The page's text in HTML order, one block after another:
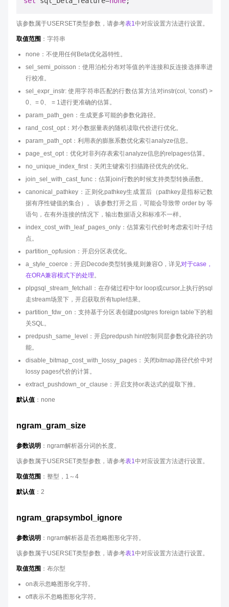
该参数属于USERSET类型参数，请参考表1中对应设置方法进行设置。
取值范围 ：字符串
none：不使用任何Beta优化器特性。
sel_semi_poisson：使用泊松分布对等值的半连接和反连接选择率进
行校准。
sel_expr_instr: 使用字符串匹配的行数估算方法对instr(col, 'const') >
0、= 0、 = 1进行更准确的估算。
param_path_gen：生成更多可能的参数化路径。
rand_cost_opt：对小数据量表的随机读取代价进行优化。
param_path_opt：利用表的膨胀系数优化索引analyze信息。
page_est_opt：优化对非列存表索引analyze信息的relpages估算。
no_unique_index_first：关闭主键索引扫描路径优先的优化。
join_sel_with_cast_func：估算join行数的时候支持类型转换函数。
canonical_pathkey：正则化pathkey生成置后（pathkey是指标记数
据有序性键值的集合）。 该参数打开之后，可能会导致带 order by 等
语句，在有外连接的情况下，输出数据语义和标准不一样。
index_cost_with_leaf_pages_only：估算索引代价时考虑索引叶子结
点。
partition_opfusion：开启分区表优化。
a_style_coerce：开启Decode类型转换规则兼容O，详见对于case，
在ORA兼容模式下的处理。
plpgsql_stream_fetchall：在存储过程中for loop或cursor上执行的sql
走stream场景下，开启获取所有tuple结果。
partition_fdw_on：支持基于分区表创建postgres foreign table下的相
关SQL。
predpush_same_level：开启predpush hint控制同层参数化路径的功
能。
disable_bitmap_cost_with_lossy_pages：关闭bitmap路径代价中对
lossy pages代价的计算。
extract_pushdown_or_clause：开启支持or表达式的提取下推。
默认值 ：none
ngram_gram_size
参数说明 ：ngram解析器分词的长度。
该参数属于USERSET类型参数，请参考表1中对应设置方法进行设置。
取值范围 ：整型，1～4
默认值 ：2
ngram_grapsymbol_ignore
参数说明 ：ngram解析器是否忽略图形化字符。
该参数属于USERSET类型参数，请参考表1中对应设置方法进行设置。
取值范围 ：布尔型
on表示忽略图形化字符。
off表示不忽略图形化字符。